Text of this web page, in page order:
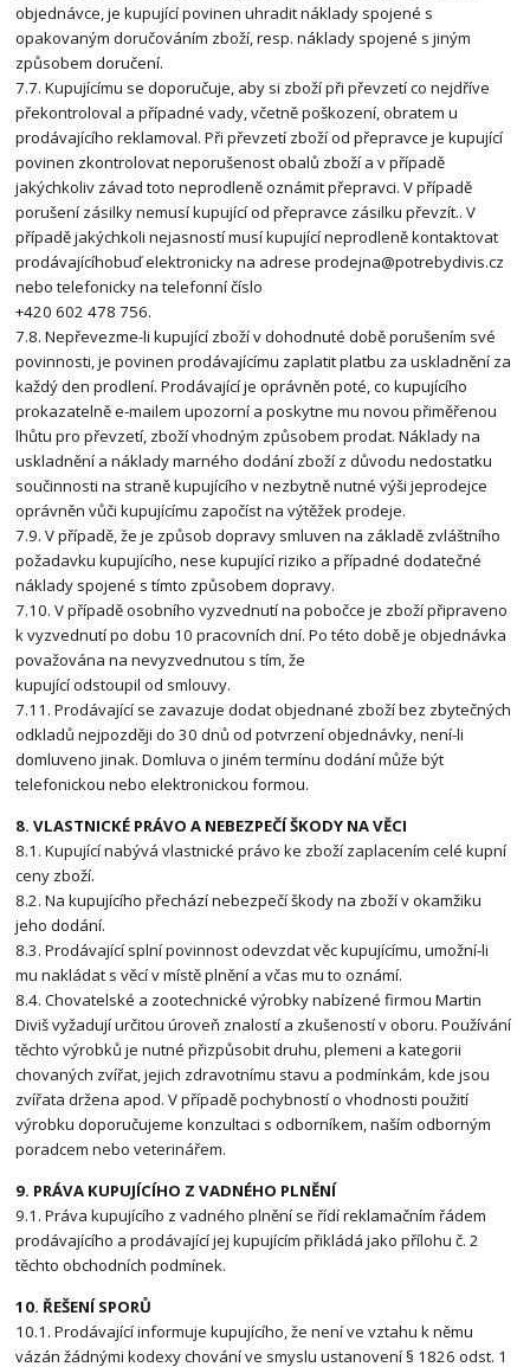
objednávce, je kupující povinen uhradit náklady spojené s
opakovaným doručováním zboží, resp. náklady spojené s jiným
způsobem doručení.
7.7. Kupujícímu se doporučuje, aby si zboží při převzetí co nejdříve
překontroloval a případné vady, včetně poškození, obratem u
prodávajícího reklamoval. Při převzetí zboží od přepravce je kupující
povinen zkontrolovat neporušenost obalů zboží a v případě
jakýchkoliv závad toto neprodleně oznámit přepravci. V případě
porušení zásilky nemusí kupující od přepravce zásilku převzít.. V
případě jakýchkoli nejasností musí kupující neprodleně kontaktovat
prodávajícíhobuď elektronicky na adrese prodejna@potrebydivis.cz
nebo telefonicky na telefonní číslo
+420 602 478 756.
7.8. Nepřevezme-li kupující zboží v dohodnuté době porušením své
povinnosti, je povinen prodávajícímu zaplatit platbu za uskladnění za
každý den prodlení. Prodávající je oprávněn poté, co kupujícího
prokazatelně e-mailem upozorní a poskytne mu novou přiměřenou
lhůtu pro převzetí, zboží vhodným způsobem prodat. Náklady na
uskladnění a náklady marného dodání zboží z důvodu nedostatku
součinnosti na straně kupujícího v nezbytně nutné výši jeprodejce
oprávněn vůči kupujícímu započíst na výtěžek prodeje.
7.9. V případě, že je způsob dopravy smluven na základě zvláštního
požadavku kupujícího, nese kupující riziko a případné dodatečné
náklady spojené s tímto způsobem dopravy.
7.10. V případě osobního vyzvednutí na pobočce je zboží připraveno
k vyzvednutí po dobu 10 pracovních dní. Po této době je objednávka
považována na nevyzvednutou s tím, že
kupující odstoupil od smlouvy.
7.11. Prodávající se zavazuje dodat objednané zboží bez zbytečných
odkladů nejpozději do 30 dnů od potvrzení objednávky, není-li
domluveno jinak. Domluva o jiném termínu dodání může být
telefonickou nebo elektronickou formou.
8. VLASTNICKÉ PRÁVO A NEBEZPEČÍ ŠKODY NA VĚCI
8.1. Kupující nabývá vlastnické právo ke zboží zaplacením celé kupní
ceny zboží.
8.2. Na kupujícího přechází nebezpečí škody na zboží v okamžiku
jeho dodání.
8.3. Prodávající splní povinnost odevzdat věc kupujícímu, umožní-li
mu nakládat s věcí v místě plnění a včas mu to oznámí.
8.4. Chovatelské a zootechnické výrobky nabízené firmou Martin
Diviš vyžadují určitou úroveň znalostí a zkušeností v oboru. Používání
těchto výrobků je nutné přizpůsobit druhu, plemeni a kategorii
chovaných zvířat, jejich zdravotnímu stavu a podmínkám, kde jsou
zvířata držena apod. V případě pochybností o vhodnosti použití
výrobku doporučujeme konzultaci s odborníkem, naším odborným
poradcem nebo veterinářem.
9. PRÁVA KUPUJÍCÍHO Z VADNÉHO PLNĚNÍ
9.1. Práva kupujícího z vadného plnění se řídí reklamačním řádem
prodávajícího a prodávající jej kupujícím přikládá jako přílohu č. 2
těchto obchodních podmínek.
10. ŘEŠENÍ SPORŮ
10.1. Prodávající informuje kupujícího, že není ve vztahu k němu
vázán žádnými kodexy chování ve smyslu ustanovení § 1826 odst. 1